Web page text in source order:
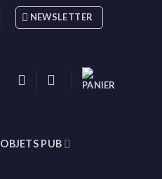
NEWSLETTER
OBJETS PUB